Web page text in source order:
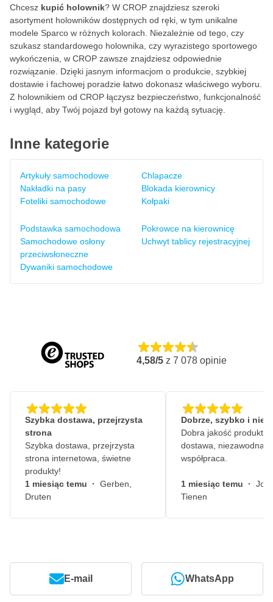
Chcesz kupić holownik? W CROP znajdziesz szeroki
asortyment holowników dostępnych od ręki, w tym unikalne
modele Sparco w różnych kolorach. Niezależnie od tego, czy
szukasz standardowego holownika, czy wyrazistego sportowego
wykończenia, w CROP zawsze znajdziesz odpowiednie
rozwiązanie. Dzięki jasnym informacjom o produkcie, szybkiej
dostawie i fachowej poradzie łatwo dokonasz właściwego wyboru.
Z holownikiem od CROP łączysz bezpieczeństwo, funkcjonalność
i wygląd, aby Twój pojazd był gotowy na każdą sytuację.
Inne kategorie
Artykuły samochodowe
Nakładki na pasy
Foteliki samochodowe
Chlapacze
Blokada kierownicy
Kołpaki
Podstawka samochodowa
Samochodowe osłony
przeciwsłoneczne
Dywaniki samochodowe
Pokrowce na kierownicę
Uchwyt tablicy rejestracyjnej
4,58/5 z 7 078 opinie
Szybka dostawa, przejrzysta
strona
Szybka dostawa, przejrzysta
strona internetowa, świetne
produkty!
1 miesiąc temu · Gerben,
Druten
Dobrze, szybko i
Dobra jakość
dostawa, niezawodna
współpraca.
1 miesiąc temu ·
Tienen
E-mail WhatsApp